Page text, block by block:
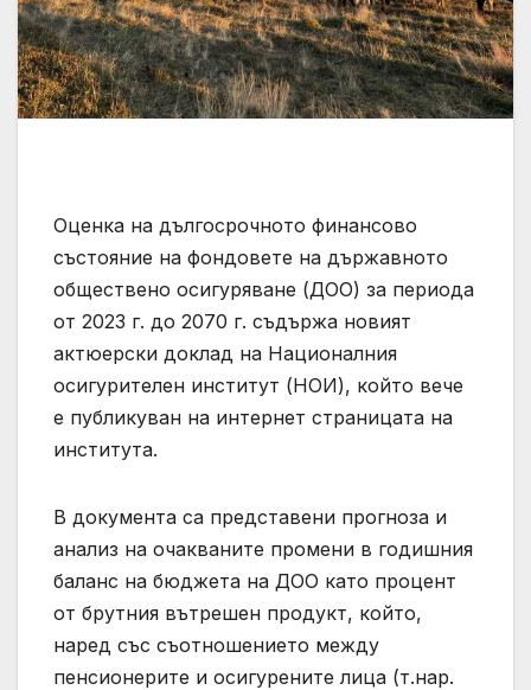
Оценка на дългосрочното финансово
състояние на фондовете на държавното
обществено осигуряване (ДОО) за периода
от 2023 г. до 2070 г. съдържа новият
актюерски доклад на Националния
осигурителен институт (НОИ), който вече
е публикуван на интернет страницата на
института.
В документа са представени прогноза и
анализ на очакваните промени в годишния
баланс на бюджета на ДОО като процент
от брутния вътрешен продукт, който,
наред със съотношението между
пенсионерите и осигурените лица (т.нар.